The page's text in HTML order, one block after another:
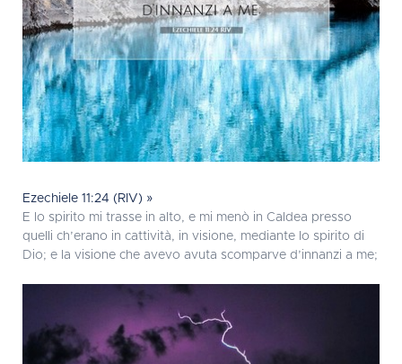
Ezechiele 11:24 (RIV) »
E lo spirito mi trasse in alto, e mi menò in Caldea presso
quelli ch’erano in cattività, in visione, mediante lo spirito di
Dio; e la visione che avevo avuta scomparve d’innanzi a me;